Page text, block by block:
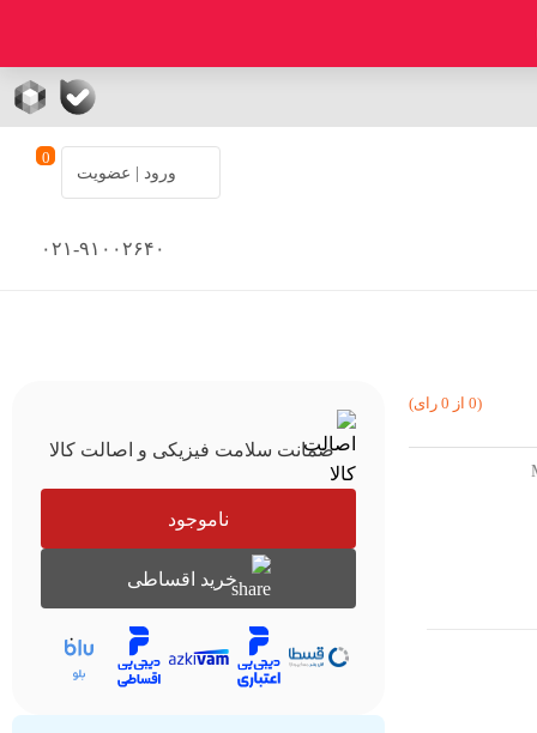
ورود | عضویت
0
۰۲۱-۹۱۰۰۲۶۴۰
(0 از 0 رای)
ضمانت سلامت فیزیکی و اصالت کالا
ناموجود
خرید اقساطی